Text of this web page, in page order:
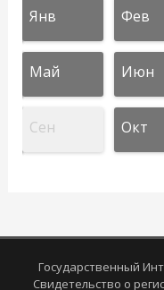
Янв Фев
Май Июн
Сен Окт
Государственный
Свидетельство о